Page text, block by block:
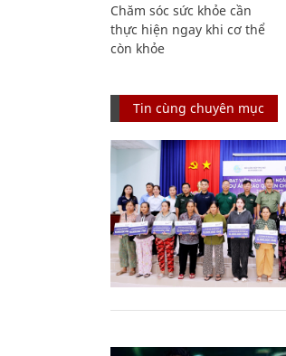
Chăm sóc sức khỏe cần
thực hiện ngay khi cơ thể
còn khỏe
Tin cùng chuyên mục